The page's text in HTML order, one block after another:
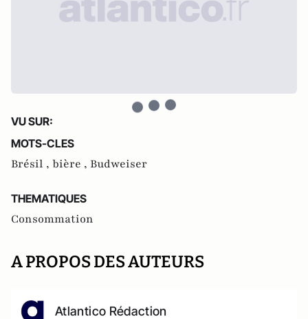
VU SUR:
MOTS-CLES
Brésil , bière , Budweiser
THEMATIQUES
Consommation
A PROPOS DES AUTEURS
Atlantico Rédaction